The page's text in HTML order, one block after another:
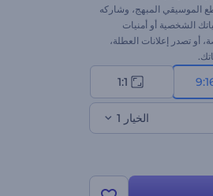
الموسيقي المبهج، وشاركه
الشخصية أو أمنيات
أو تصدر إعلانات العطلة،
1:1
الخيار 1